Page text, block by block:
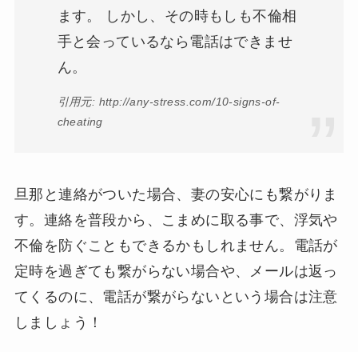
ます。 しかし、その時もしも不倫相
手と会っているなら電話はできませ
ん。
引用元: http://any-stress.com/10-signs-of-
cheating
旦那と連絡がついた場合、妻の安心にも繋がりま
す。連絡を普段から、こまめに取る事で、浮気や
不倫を防ぐこともできるかもしれません。電話が
定時を過ぎても繋がらない場合や、メールは返っ
てくるのに、電話が繋がらないという場合は注意
しましょう！